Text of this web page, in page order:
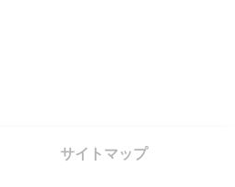
サイトマップ